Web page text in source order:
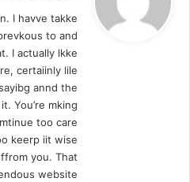
ل
I havve takke
to and
I actually lkke
certaiinly lile
annd the
You’re mking
too care
keerp iit wise.
you. That
website.